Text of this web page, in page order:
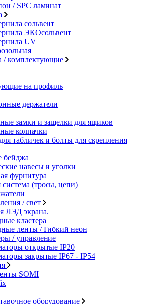
/ SPC ламинат
сольвент
ЭКОсольвент
UV
/ комплектующие
на профиль
держатели
замки и защелки для ящиков
колпачки
табличек и болты для скрепления
бейджа
навесы и уголки
фурнитура
система (тросы, цепи)
/ свет
ЛЭД экрана.
кластера
ленты / Гибкий неон
/ управление
открытые IP20
закрытые IP67 - IP54
SOMI
оборудование